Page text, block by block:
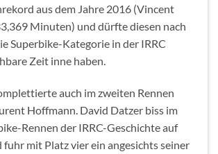
aus dem Jahre 2016 (Vincent
Minuten) und dürfte diesen nach
Superbike-Kategorie in der IRRC
Zeit inne haben.
auch im zweiten Rennen
Hoffmann. David Datzer biss im
Rennen der IRRC-Geschichte auf
fuhr mit Platz vier ein angesichts seiner